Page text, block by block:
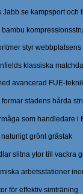
Jabb.se kampsport och
styr
klassiska
avancerad FUE-
stadens hårda
som handledare i
grönt grästak
slitna ytor till vackra
arbetsstationer
för effektiv simträning